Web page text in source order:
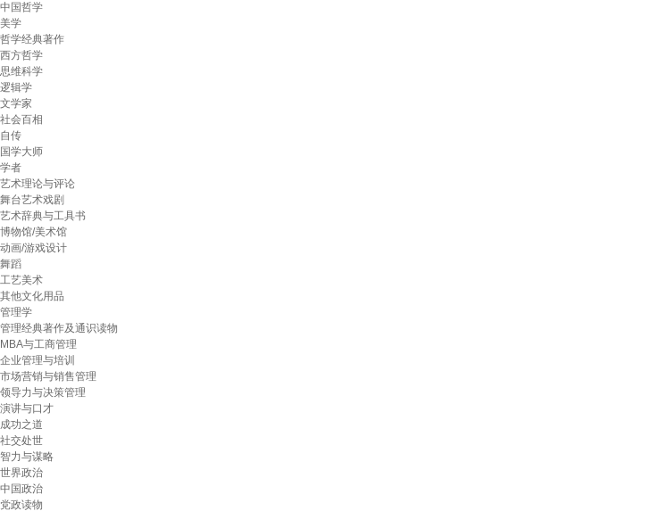
中国哲学
美学
哲学经典著作
西方哲学
思维科学
逻辑学
文学家
社会百相
自传
国学大师
学者
艺术理论与评论
舞台艺术戏剧
艺术辞典与工具书
博物馆/美术馆
动画/游戏设计
舞蹈
工艺美术
其他文化用品
管理学
管理经典著作及通识读物
MBA与工商管理
企业管理与培训
市场营销与销售管理
领导力与决策管理
演讲与口才
成功之道
社交处世
智力与谋略
世界政治
中国政治
党政读物